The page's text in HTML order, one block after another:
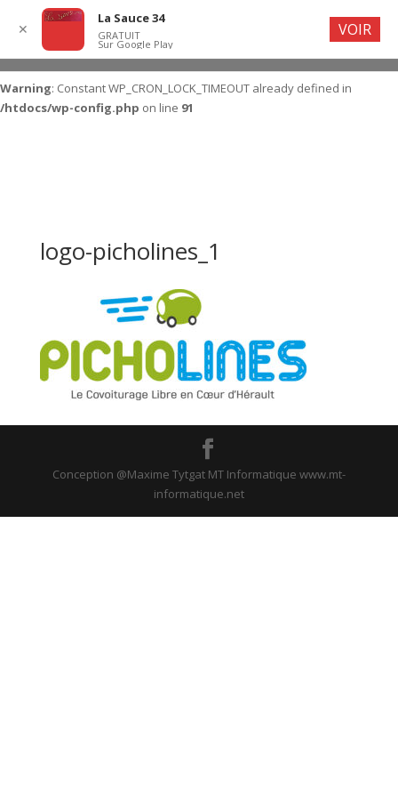
Warning: Constant WP_CRON_LOCK_TIMEOUT already defined in
/htdocs/wp-config.php on line 91
logo-picholines_1
Conception @Maxime Tytgat MT Informatique www.mt-
informatique.net
✕
La Sauce 34
GRATUIT
Sur Google Play
VOIR